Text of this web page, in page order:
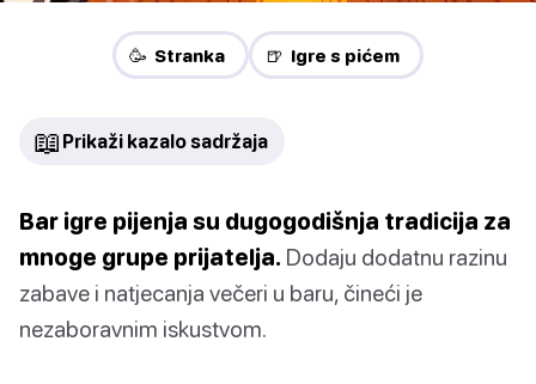
🥳 Stranka 🍺 Igre s pićem
📖 Prikaži kazalo sadržaja
Bar igre pijenja su dugogodišnja tradicija za
mnoge grupe prijatelja. Dodaju dodatnu razinu
zabave i natjecanja večeri u baru, čineći je
nezaboravnim iskustvom.